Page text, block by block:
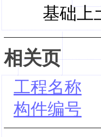
基础上
相关页
工程名称
构件编号